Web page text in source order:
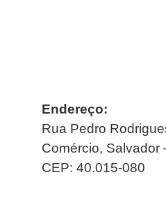
Endereço:
Rua Pedro
Comércio, Salvador
CEP: 40.015-080